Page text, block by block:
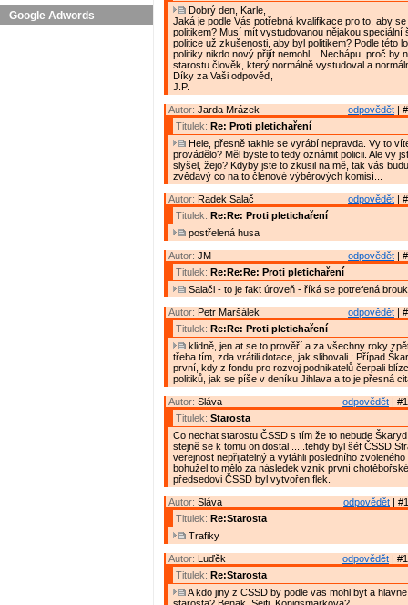
Google Adwords
Dobrý den, Karle,
Jaká je podle Vás potřebná kvalifikace pro to, aby
politikem? Musí mít vystudovanou nějakou speciální
politice už zkušenosti, aby byl politikem? Podle této
politiky nikdo nový přijít nemohl... Nechápu, proč by
starostu člověk, který normálně vystudoval a
Díky za Vaši odpověď,
J.P.
odpovědět |
Autor: Jarda Mrázek
Titulek: Re: Proti pletichaření
Hele, přesně takhle se vyrábí nepravda. Vy to
provádělo? Měl byste to tedy oznámit policii. Ale vy
slyšel, žejo? Kdyby jste to zkusil na mě, tak vás
zvědavý co na to členové výběrových komisí...
odpovědět |
Autor: Radek Salač
Titulek: Re:Re: Proti pletichaření
postřelená husa
odpovědět |
Autor: JM
Titulek: Re:Re:Re: Proti pletichaření
Salači - to je fakt úroveň - říká se potrefená
odpovědět |
Autor: Petr Maršálek
Titulek: Re:Re: Proti pletichaření
klidně, jen at se to prověří a za všechny roky
třeba tím, zda vrátili dotace, jak slibovali : Případ
první, kdy z fondu pro rozvoj podnikatelů čerpali
politiků, jak se píše v deníku Jihlava a to je přesná
odpovědět |
Autor: Sláva
Titulek: Starosta
Co nechat starostu ČSSD s tím že to nebude
stejně se k tomu on dostal .....tehdy byl šéf ČSSD
verejnost nepřijatelný a vytáhli posledního
bohužel to mělo za následek vznik první
předsedovi ČSSD byl vytvořen flek.
odpovědět |
Autor: Sláva
Titulek: Re:Starosta
Trafiky
odpovědět |
Autor: Luďěk
Titulek: Re:Starosta
A kdo jiny z CSSD by podle vas mohl byt a